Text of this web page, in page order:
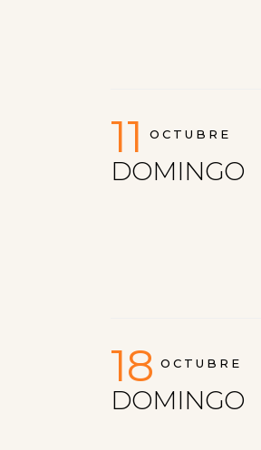
11 OCTUBRE
DOMINGO
18 OCTUBRE
DOMINGO